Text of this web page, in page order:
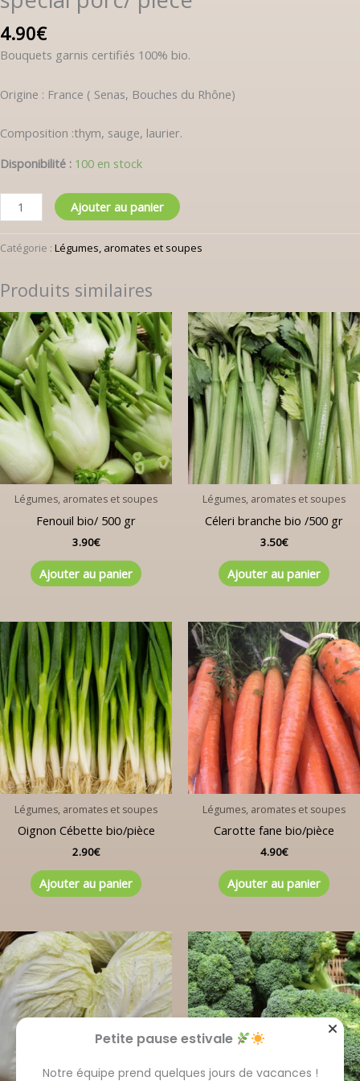
4.90€
Bouquets garnis certifiés 100% bio.
Origine : France ( Senas, Bouches du Rhône)
Composition :thym, sauge, laurier.
Disponibilité : 100 en stock
Ajouter au panier
Catégorie : Légumes, aromates et soupes
Produits similaires
Légumes, aromates et soupes
Fenouil bio/ 500 gr
3.90€
Ajouter au panier
Légumes, aromates et soupes
Céleri branche bio /500 gr
3.50€
Ajouter au panier
Légumes, aromates et soupes
Oignon Cébette bio/pièce
2.90€
Ajouter au panier
Légumes, aromates et soupes
Carotte fane bio/pièce
4.90€
Ajouter au panier
Petite pause estivale
Notre équipe prend quelques jours de vacances !